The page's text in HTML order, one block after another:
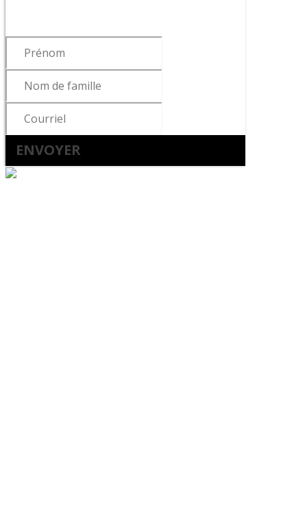
ENVOYER